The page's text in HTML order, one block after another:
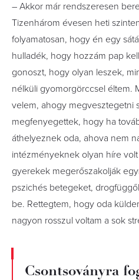
– Akkor már rendszeresen
Tizenhárom évesen heti
folyamatosan, hogy én egy
hulladék, hogy hozzám pap
gonoszt, hogy olyan leszek,
nélküli gyomorgörccsel éltem.
velem, ahogy megvesztegetni
megfenyegettek, hogy ha
áthelyeznek oda, ahova nem
intézményeknek olyan híre
gyerekek megerőszakolják
pszichés betegeket,
be. Rettegtem, hogy oda
nagyon rosszul voltam a sok
Csontsoványra